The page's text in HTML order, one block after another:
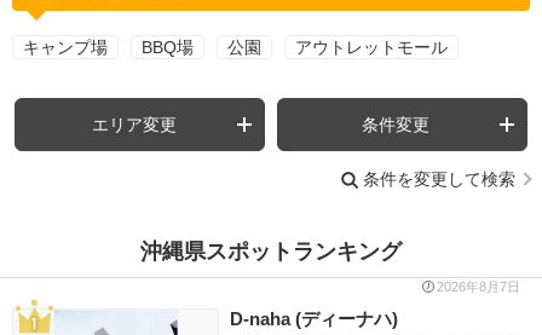
キャンプ場 BBQ場 公園 アウトレットモール
エリア変更 条件変更
条件を変更して検索
沖縄県スポットランキング
2026年8月7日
D-naha (ディーナハ)